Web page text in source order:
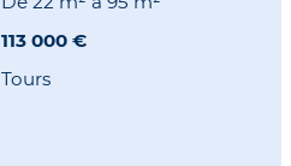
113 000 €
Tours